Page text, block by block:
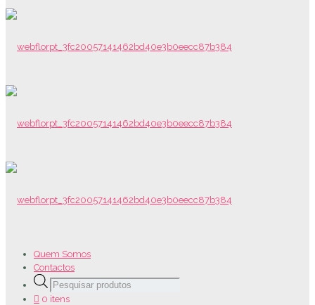
Quem Somos
Contactos
Products
search
0 itens